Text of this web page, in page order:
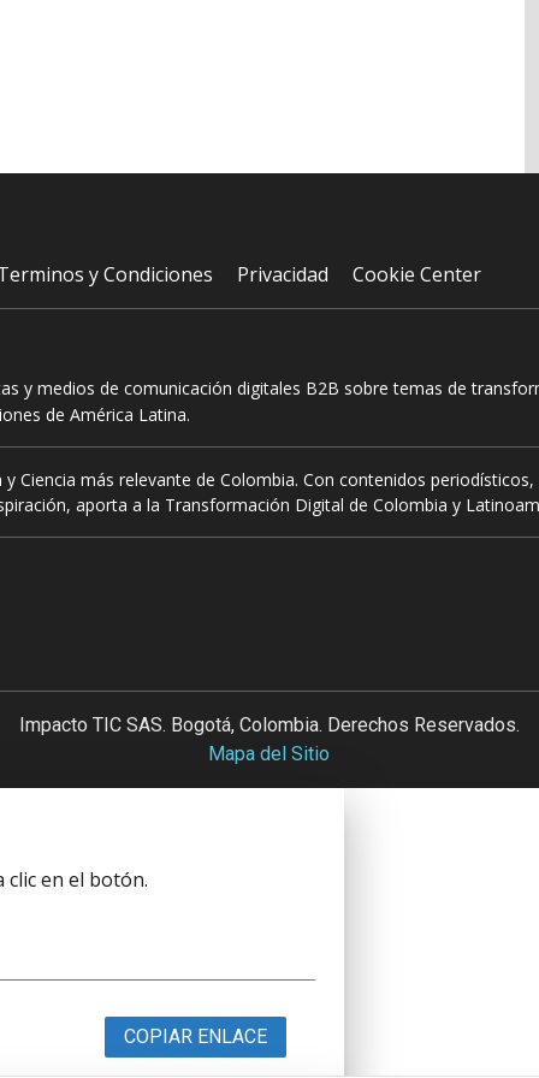
y Condiciones Privacidad Cookie Center
y medios de comunicación digitales B2B sobre temas de
de América Latina.
Ciencia más relevante de Colombia. Con contenidos
aporta a la Transformación Digital de Colombia y
Impacto TIC SAS. Bogotá, Colombia. Derechos Reservados.
Mapa del Sitio
clic en el botón.
COPIAR ENLACE